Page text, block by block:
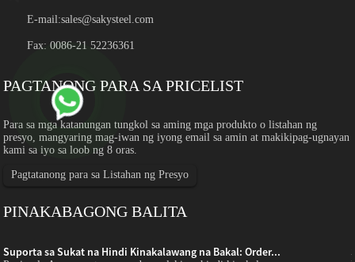
E-mail:sales@sakysteel.com
Fax: 0086-21 52236361
PAGTANONG PARA SA PRICELIST
Para sa mga katanungan tungkol sa aming mga produkto o listahan ng
presyo, mangyaring mag-iwan ng iyong email sa amin at makikipag-ugnayan
kami sa iyo sa loob ng 8 oras.
Pagtatanong para sa Listahan ng Presyo
PINAKABAGONG BALITA
Suporta sa Sukat na Hindi Kinakalawang na Bakal: Order...